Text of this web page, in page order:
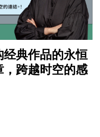
典作品的永恒
跨越时空的感